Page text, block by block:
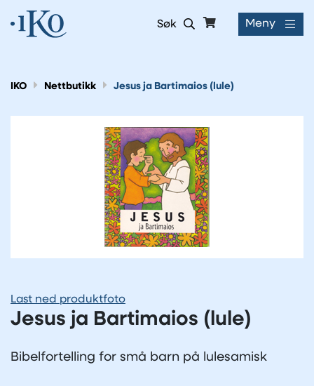
Søk Meny
IKO Nettbutikk Jesus ja Bartimaios (lule)
Last ned produktfoto
Jesus ja Bartimaios (lule)
Bibelfortelling for små barn på lulesamisk